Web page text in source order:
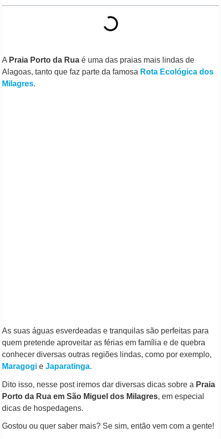
A Praia Porto da Rua é uma das praias mais lindas de
Alagoas, tanto que faz parte da famosa Rota Ecológica dos
Milagres.
As suas águas esverdeadas e tranquilas são perfeitas para
quem pretende aproveitar as férias em família e de quebra
conhecer diversas outras regiões lindas, como por exemplo,
Maragogi e Japaratinga.
Dito isso, nesse post iremos dar diversas dicas sobre a Praia
Porto da Rua em São Miguel dos Milagres, em especial
dicas de hospedagens.
Gostou ou quer saber mais? Se sim, então vem com a gente!